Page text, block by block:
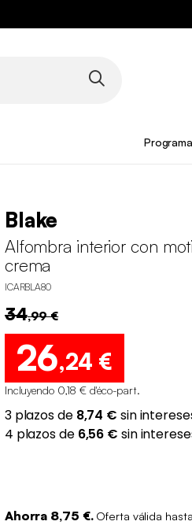
Blake
Alfombra interior con
crema
ICARBLA80
34,99 €
26,24 €
Incluyendo 0,18 € d'éco-part.
Ahorra 8,75 €. Oferta válida